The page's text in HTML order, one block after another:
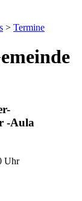
> Termine
-Aula
Uhr